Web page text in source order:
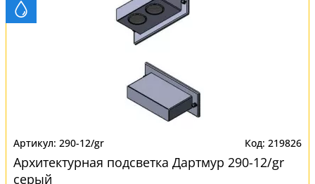
290-12/gr 219826
Архитектурная подсветка Дартмур 290-12/gr
серый